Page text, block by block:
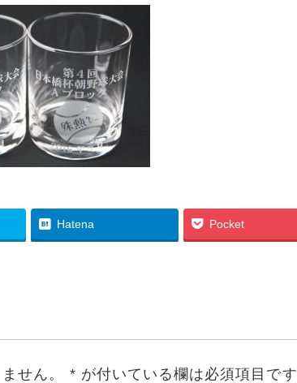
Hatena Pocket
せん。 * が付いている欄は必須項目です